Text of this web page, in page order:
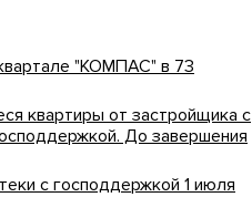
"КОМПАС" в 73
квартиры от застройщика с
До завершения
с господдержкой 1 июля